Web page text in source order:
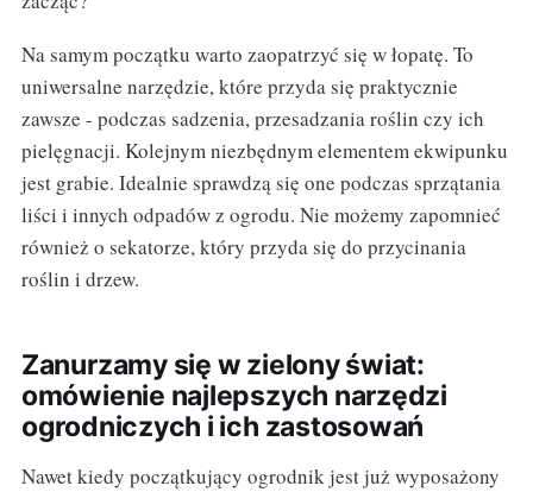
Na samym początku warto zaopatrzyć się w łopatę. To
uniwersalne narzędzie, które przyda się praktycznie
zawsze - podczas sadzenia, przesadzania roślin czy ich
pielęgnacji. Kolejnym niezbędnym elementem ekwipunku
jest grabie. Idealnie sprawdzą się one podczas sprzątania
liści i innych odpadów z ogrodu. Nie możemy zapomnieć
również o sekatorze, który przyda się do przycinania
roślin i drzew.
Zanurzamy się w zielony świat:
omówienie najlepszych narzędzi
ogrodniczych i ich zastosowań
Nawet kiedy początkujący ogrodnik jest już wyposażony